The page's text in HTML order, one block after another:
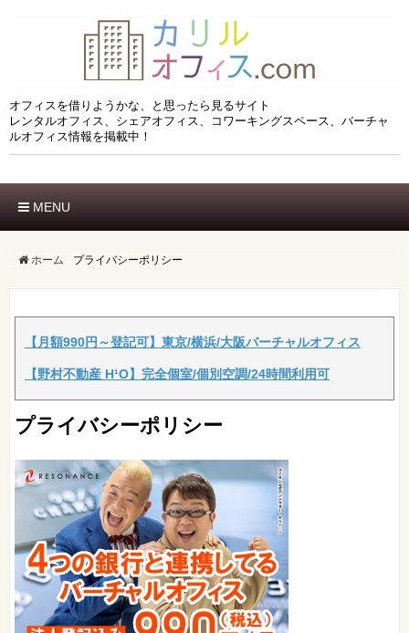
オフィスを借りようかな、と思ったら見るサイト
レンタルオフィス、シェアオフィス、コワーキングスペース、バーチャ
ルオフィス情報を掲載中！
MENU
特徴でさがす
ホーム プライバシーポリシー
【月額990円～登記可】東京/横浜/大阪バーチャルオフィス
【野村不動産 H¹O】完全個室/個別空調/24時間利用可
プライバシーポリシー